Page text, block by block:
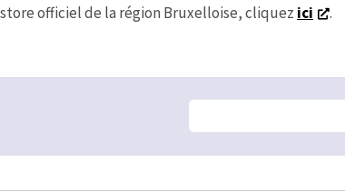
officiel de la région Bruxelloise, cliquez ici .